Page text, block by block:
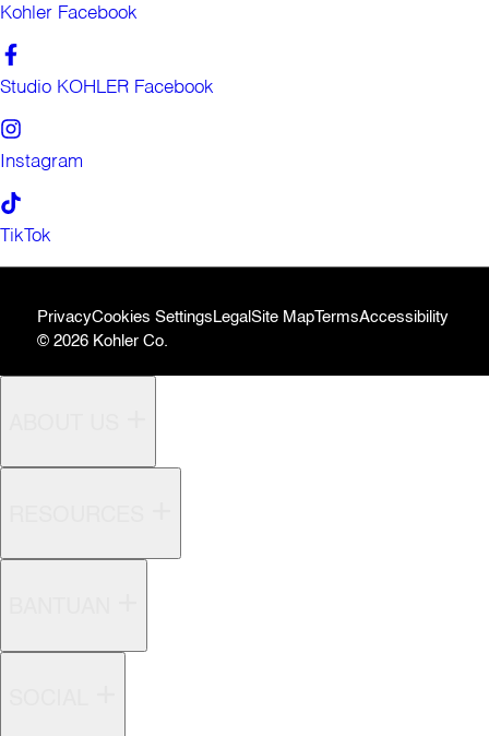
Kohler Facebook
Studio KOHLER Facebook
Instagram
TikTok
PrivacyCookies Settings Legal Site MapTermsAccessibility
© 2026 Kohler Co.